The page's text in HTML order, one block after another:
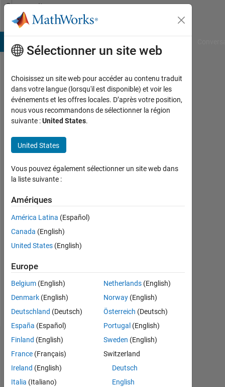
Passer au contenu
Community
Profile
Bhagyashree
Shivpuje
Last
environ
4 ans il
|
depuis
2016
Followers:
0
Follow
Badges
Sélectionner un site web
Choisissez un site web pour accéder au contenu traduit
dans votre langue (lorsqu'il est disponible) et voir les
événements et les offres locales. D’après votre position,
nous vous recommandons de sélectionner la région
suivante :United States.
United States
Vous pouvez également sélectionner un site web dans
la liste suivante :
Amériques
América Latina (Español)
Canada (English)
United States (English)
Europe
Belgium (English)
Denmark (English)
Deutschland (Deutsch)
España (Español)
Finland (English)
France (Français)
Ireland (English)
Italia (Italiano)
Netherlands(English)
Norway(English)
Österreich (Deutsch)
Portugal (English)
Sweden (English)
Switzerland
Deutsch
English